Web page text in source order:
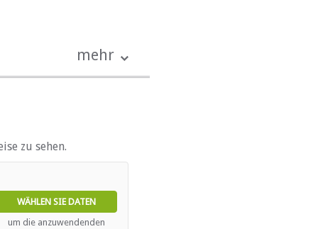
mehr
zu sehen.
WÄHLEN SIE DATEN
um die anzuwendenden